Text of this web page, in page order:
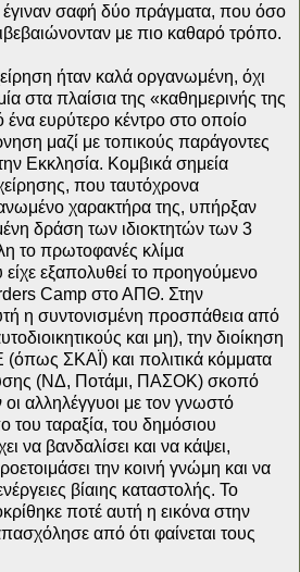
σαφή δύο πράγματα, που όσο
με πιο καθαρό τρόπο.
ήταν καλά οργανωμένη, όχι
στα πλαίσια της «καθημερινής της
ένα ευρύτερο κέντρο στο οποίο
μαζί με τοπικούς παράγοντες
Εκκλησία. Κομβικά σημεία
που ταυτόχρονα
χαρακτήρα της, υπήρξαν
δράση των ιδιοκτητών των 3
το πρωτοφανές κλίμα
εξαπολυθεί το προηγούμενο
Camp στο ΑΠΘ. Στην
η συντονισμένη προσπάθεια από
και μη), την διοίκηση
ΣΚΑΪ) και πολιτικά κόμματα
(ΝΔ, Ποτάμι, ΠΑΣΟΚ) σκοπό
αλληλέγγυοι με τον γνωστό
του ταραξία, του δημόσιου
να βανδαλίσει και να κάψει,
την κοινή γνώμη και να
βίαιης καταστολής. Το
ποτέ αυτή η εικόνα στην
από ότι φαίνεται τους